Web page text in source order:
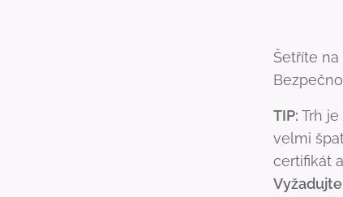
Šetříte
TIP: Trh
velmi
certifikát